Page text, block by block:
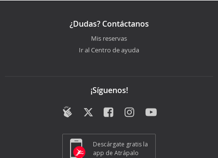
¿Dudas? Contáctanos
Mis reservas
Ir al Centro de ayuda
¡Síguenos!
Descárgate gratis la
app de Atrápalo